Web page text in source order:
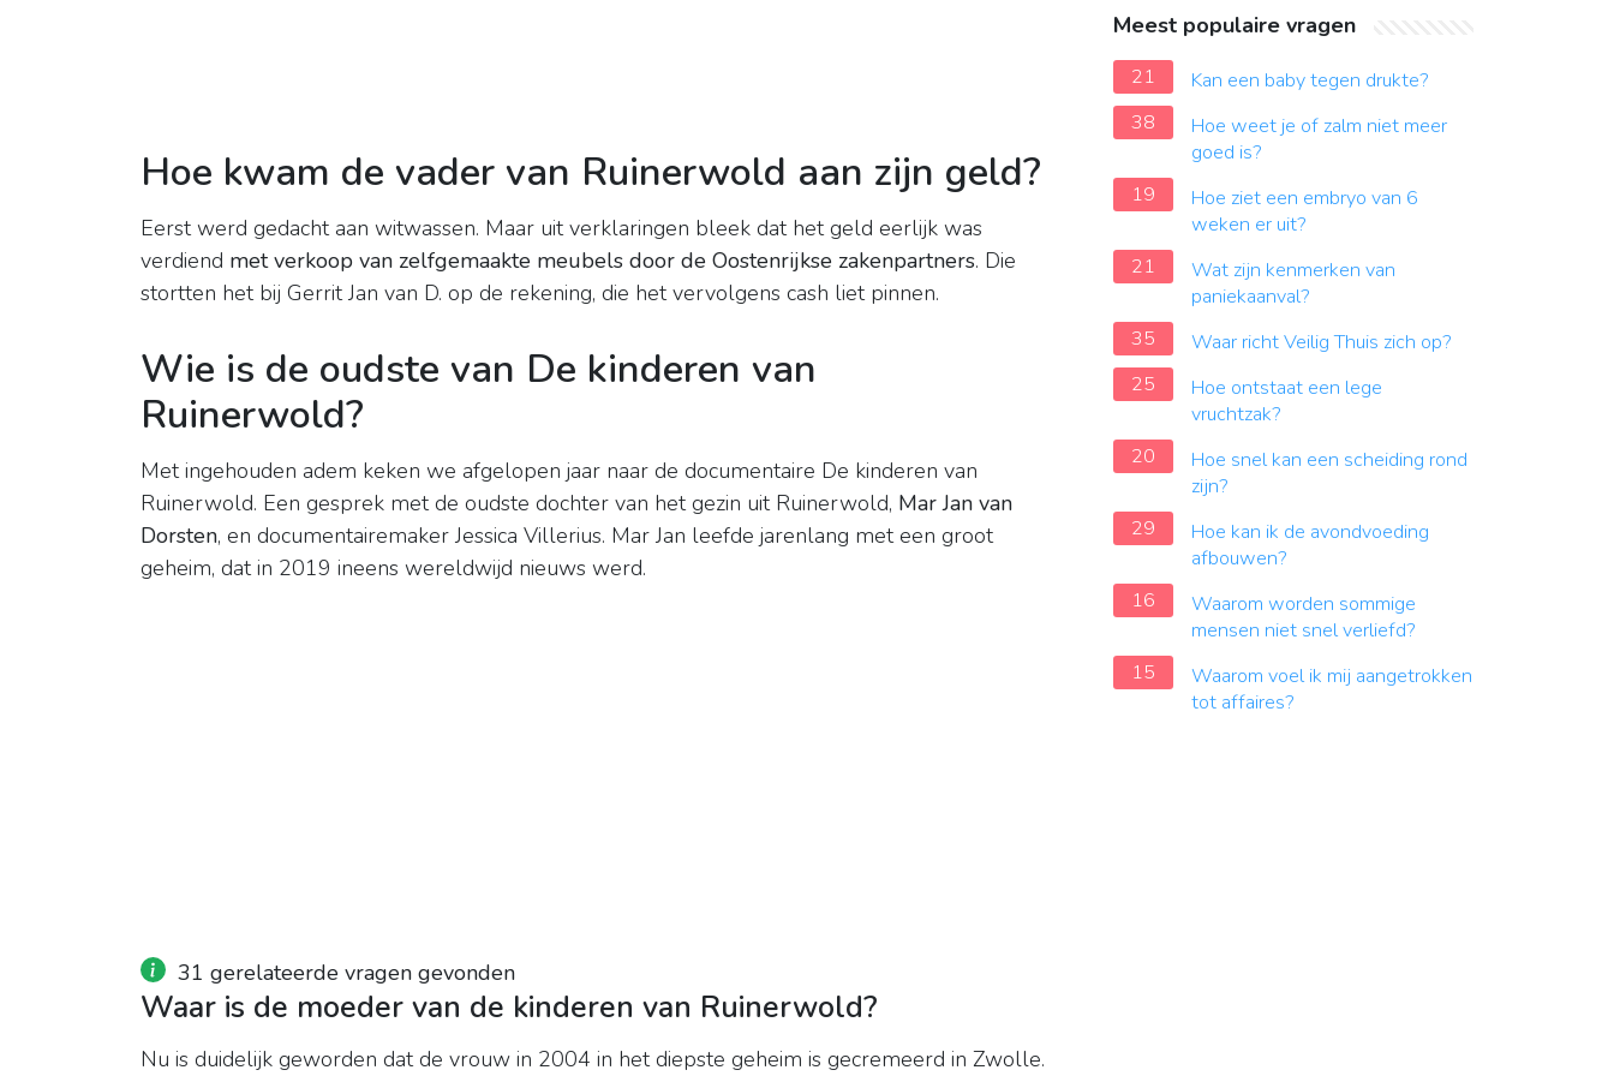
Hoe kwam de vader van Ruinerwold aan zijn geld?
Eerst werd gedacht aan witwassen. Maar uit verklaringen bleek dat het geld eerlijk was
verdiend met verkoop van zelfgemaakte meubels door de Oostenrijkse zakenpartners. Die
stortten het bij Gerrit Jan van D. op de rekening, die het vervolgens cash liet pinnen.
Wie is de oudste van De kinderen van
Ruinerwold?
Met ingehouden adem keken we afgelopen jaar naar de documentaire De kinderen van
Ruinerwold. Een gesprek met de oudste dochter van het gezin uit Ruinerwold, Mar Jan van
Dorsten, en documentairemaker Jessica Villerius. Mar Jan leefde jarenlang met een groot
geheim, dat in 2019 ineens wereldwijd nieuws werd.
31 gerelateerde vragen gevonden
Waar is de moeder van de kinderen van Ruinerwold?
Nu is duidelijk geworden dat de vrouw in 2004 in het diepste geheim is gecremeerd in Zwolle.
Meest populaire vragen
21
Kan een baby tegen drukte?
38
Hoe weet je of zalm niet meer
goed is?
19
Hoe ziet een embryo van 6
weken er uit?
21
Wat zijn kenmerken van
paniekaanval?
35
Waar richt Veilig Thuis zich op?
25
Hoe ontstaat een lege
vruchtzak?
20
Hoe snel kan een scheiding rond
zijn?
29
Hoe kan ik de avondvoeding
afbouwen?
16
Waarom worden sommige
mensen niet snel verliefd?
15
Waarom voel ik mij aangetrokken
tot affaires?